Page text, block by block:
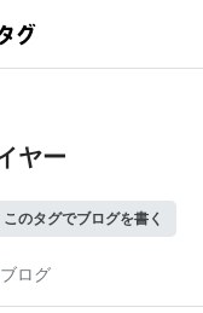
ヤー
このタグでブログを書く
ログ